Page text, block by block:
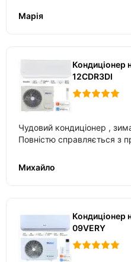
Марія
Кондиціонер
12CDR3DI
Чудовий кондиціонер ,
Повністю
Михайло
Кондиціонер
09VERY